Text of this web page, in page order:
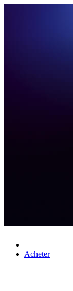
Acheter